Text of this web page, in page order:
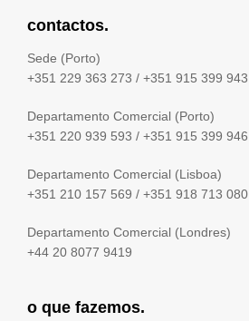
contactos.
Sede (Porto)
+351 229 363 273 / +351 915 399 943
Departamento Comercial (Porto)
+351 220 939 593 / +351 915 399 946
Departamento Comercial (Lisboa)
+351 210 157 569 / +351 918 713 080
Departamento Comercial (Londres)
+44 20 8077 9419
o que fazemos.